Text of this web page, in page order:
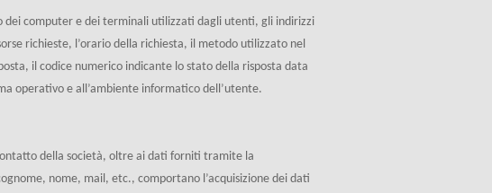
dei computer e dei terminali utilizzati dagli utenti, gli indirizzi
richieste, l’orario della richiesta, il metodo utilizzato nel
il codice numerico indicante lo stato della risposta data
operativo e all’ambiente informatico dell’utente.
della società, oltre ai dati forniti tramite la
nome, mail, etc., comportano l’acquisizione dei dati